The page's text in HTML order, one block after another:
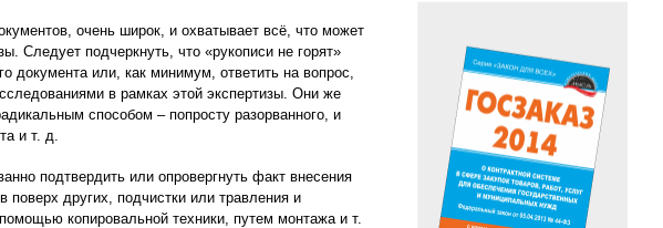
очень широк, и охватывает всё, что может
Следует подчеркнуть, что «рукописи не горят»
документа или, как минимум, ответить на вопрос,
в рамках этой экспертизы. Они же
способом – попросту разорванного, и
и т. д.
подтвердить или опровергнуть факт внесения
поверх других, подчистки или травления и
копировальной техники, путем монтажа и т.